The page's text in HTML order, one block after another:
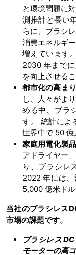
と環境問題に
測推計と長い
らに、ブラシ
消費エネルギ
増えています
2030 年まで
を向上させる
都市化の高まり
し、人々がよ
める中、ブラ
す。 統計によ
世界中で 50 億
家庭用電化製
アドライヤー
り、ブラシレ
2022 年には
5,000 億米ド
当社のブラシレス
市場の課題です。
ブラシレス
モーターの高